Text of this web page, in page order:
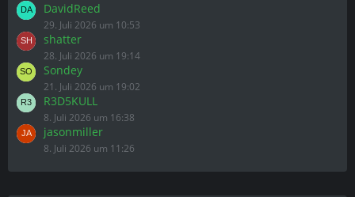
DavidReed
29. Juli 2026 um 10:53
shatter
28. Juli 2026 um 19:14
Sondey
21. Juli 2026 um 19:02
R3D5KULL
8. Juli 2026 um 16:38
jasonmiller
8. Juli 2026 um 11:26